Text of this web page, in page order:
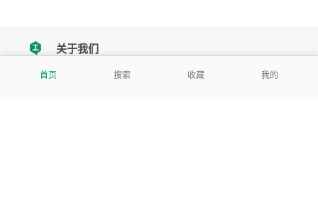
首页 搜索 收藏 我的
tencent关于我们
我们努力把每一个工具做成批量处理的产品